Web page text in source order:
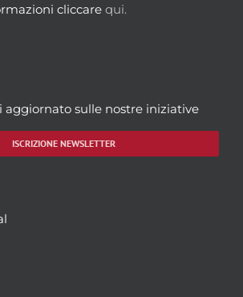
cliccare qui.
aggiornato sulle nostre iniziative
ISCRIZIONE NEWSLETTER